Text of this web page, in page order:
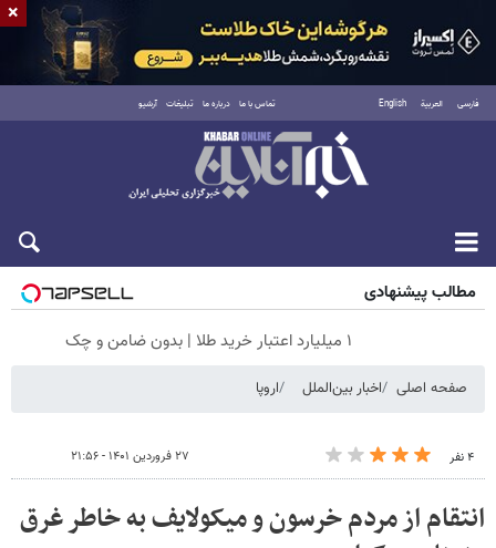
فارسی العربية English تماس با ما درباره ما تبلیغات آرشیو
شنبه ۱۷ مرداد ۱۴۰۵
مطالب پیشنهادی
۱ میلیارد اعتبار خرید طلا | بدون ضامن و چک
صفحه اصلی اخبار بین‌الملل اروپا
۴ نفر ۲۷ فروردین ۱۴۰۱ - ۲۱:۵۶
انتقام از مردم خرسون و میکولایف به خاطر غرق
×